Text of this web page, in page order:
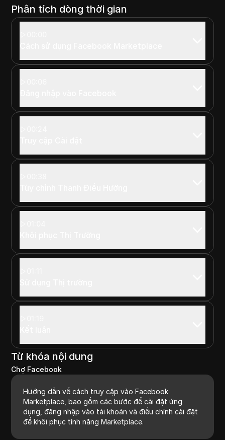
Phân tích dòng thời gian
Từ khóa nội dung
Chợ Facebook
Hướng dẫn về cách truy cập vào Facebook
Marketplace, bao gồm các bước để cài đặt ứng
dụng, đăng nhập vào tài khoản và điều chỉnh cài đặt
để khôi phục tính năng Marketplace.